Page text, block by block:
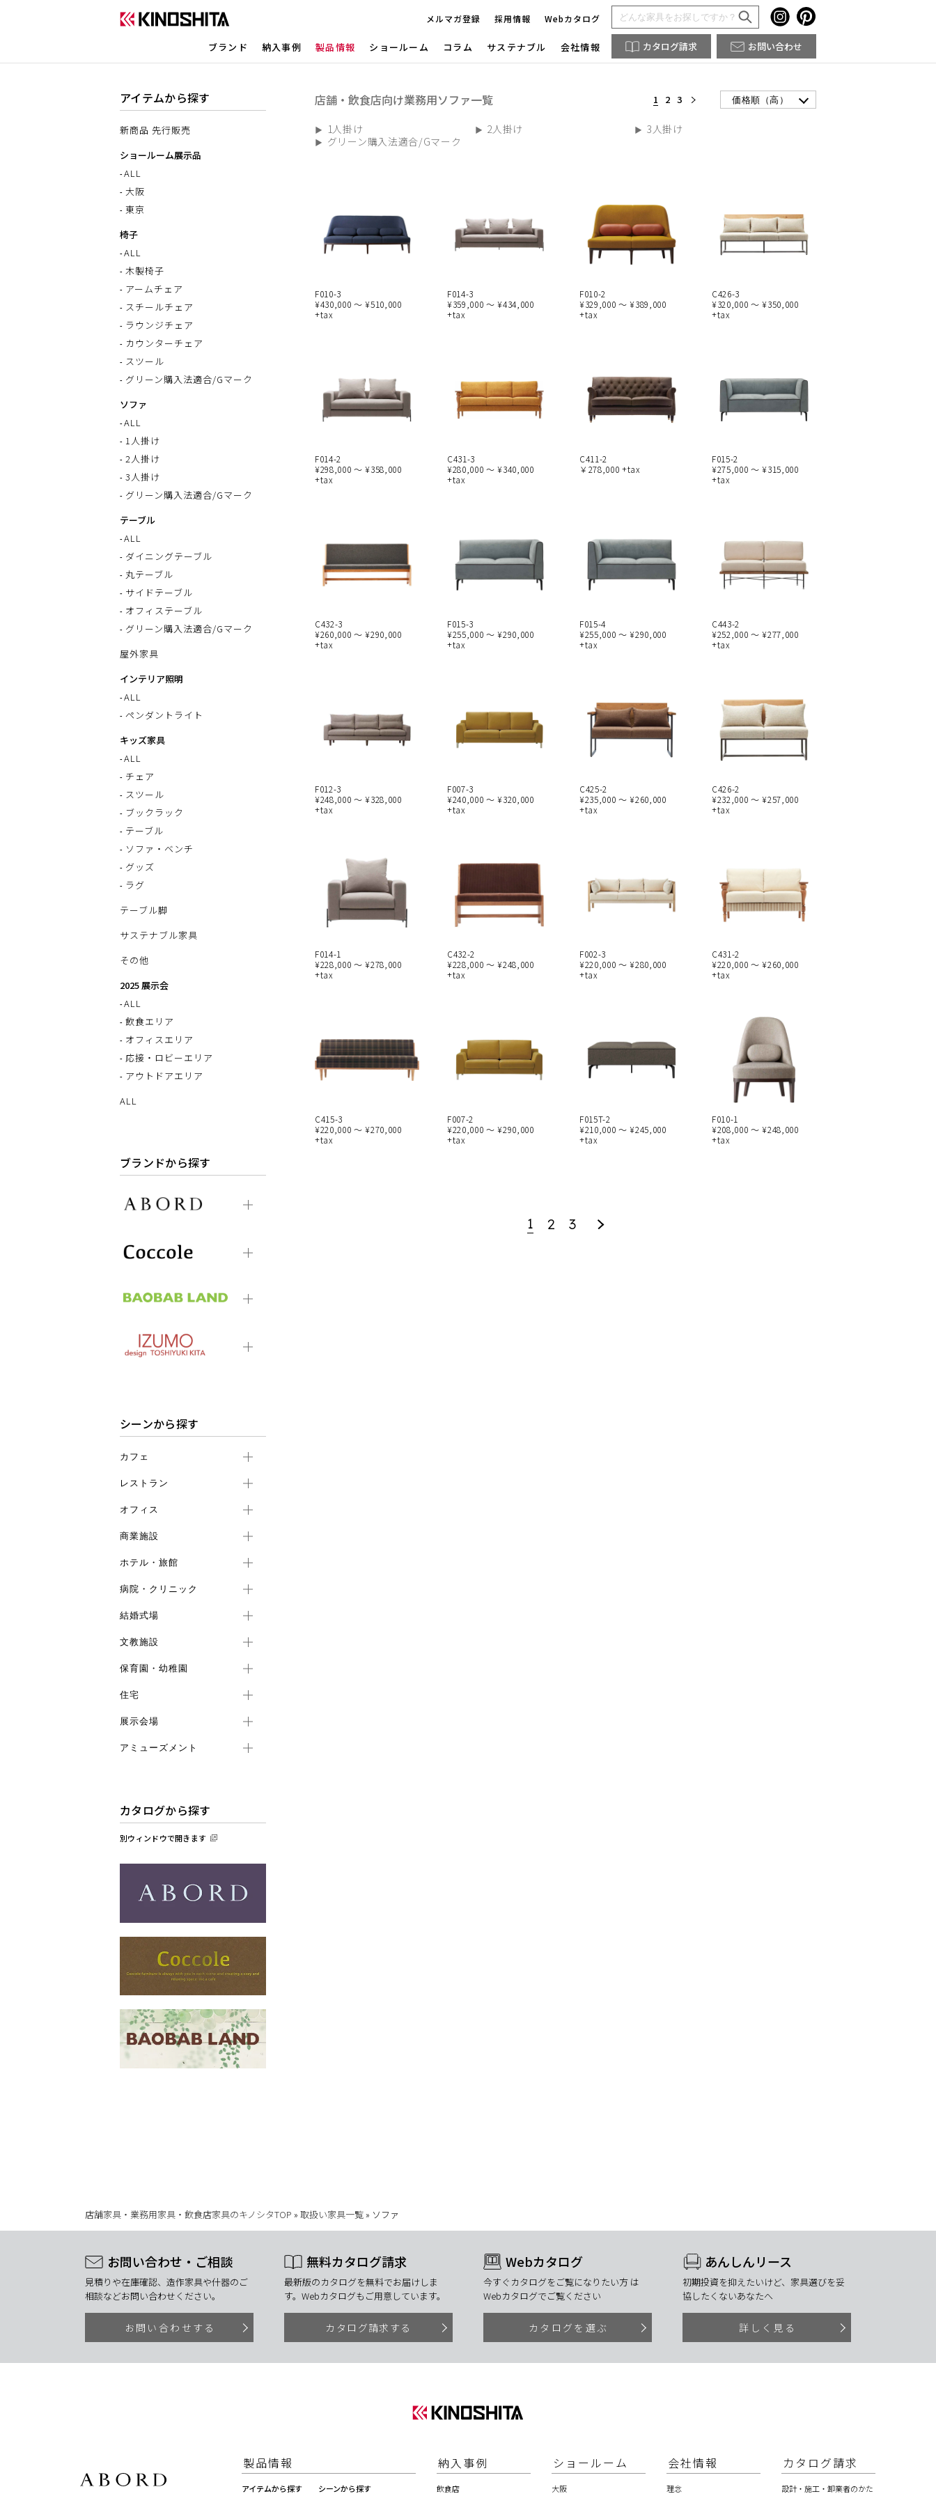
メルマガ登録 採用情報 Webカタログ
ブランド 納入事例 製品情報 ショールーム コラム サステナブル 会社情報 カタログ請求 お問い合わせ
店舗・飲食店向け業務用ソファ一覧 価格順（高）
1 2 3
1人掛け 2人掛け
3人掛け
グリーン購入法適合/Gマーク
F010-3
¥430,000 ～ ¥510,000
+tax
F014-3
¥359,000 ～ ¥434,000
+tax
F010-2
¥329,000 ～ ¥389,000
+tax
C426-3
¥320,000 ～ ¥350,000
+tax
F014-2
¥298,000 ～ ¥358,000
+tax
C431-3
¥280,000 ～ ¥340,000
+tax
C411-2
￥278,000 +tax
F015-2
¥275,000 ～ ¥315,000
+tax
C432-3
¥260,000 ～ ¥290,000
+tax
F015-3
¥255,000 ～ ¥290,000
+tax
F015-4
¥255,000 ～ ¥290,000
+tax
C443-2
¥252,000 ～ ¥277,000
+tax
F012-3
¥248,000 ～ ¥328,000
+tax
F007-3
¥240,000 ～ ¥320,000
+tax
C425-2
¥235,000 ～ ¥260,000
+tax
C426-2
¥232,000 ～ ¥257,000
+tax
F014-1
¥228,000 ～ ¥278,000
+tax
C432-2
¥228,000 ～ ¥248,000
+tax
F002-3
¥220,000 ～ ¥280,000
+tax
C431-2
¥220,000 ～ ¥260,000
+tax
C415-3
¥220,000 ～ ¥270,000
+tax
F007-2
¥220,000 ～ ¥290,000
+tax
F015T-2
¥210,000 ～ ¥245,000
+tax
F010-1
¥208,000 ～ ¥248,000
+tax
1 2 3
アイテムから探す
新商品 先行販売
ショールーム展示品
ALL
大阪
東京
椅子
ALL
木製椅子
アームチェア
スチールチェア
ラウンジチェア
カウンターチェア
スツール
グリーン購入法適合/Gマーク
ソファ
ALL
1人掛け
2人掛け
3人掛け
グリーン購入法適合/Gマーク
テーブル
ALL
ダイニングテーブル
丸テーブル
サイドテーブル
オフィステーブル
グリーン購入法適合/Gマーク
屋外家具
インテリア照明
ALL
ペンダントライト
キッズ家具
ALL
チェア
スツール
ブックラック
テーブル
ソファ・ベンチ
グッズ
ラグ
テーブル脚
サステナブル家具
その他
2025 展示会
ALL
飲食エリア
オフィスエリア
応接・ロビーエリア
アウトドアエリア
ALL
ブランドから探す
シーンから探す
カフェ
レストラン
オフィス
商業施設
ホテル・旅館
病院・クリニック
結婚式場
文教施設
保育園・幼稚園
住宅
展示会場
アミューズメント
カタログから探す
別ウィンドウで開きます
店舗家具・業務用家具・飲食店家具のキノシタTOP » 取扱い家具一覧» ソファ
お問い合わせ・ご相談
見積りや在庫確認、造作家具や什器のご
相談などお問い合わせください。
お問い合わせする
無料カタログ請求
最新版のカタログを無料でお届けしま
す。Webカタログもご用意しています。
カタログ請求する
Webカタログ
今すぐカタログをご覧になりたい方 は
Webカタログでご覧ください
カタログを選ぶ
あんしんリース
初期投資を抑えたいけど、家具選びを妥
協したくないあなたへ
詳しく見る
製品情報
アイテムから探す シーンから探す
納入事例
飲食店
ショールーム
大阪
会社情報
理念
カタログ請求
設計・施工・卸業者のかた